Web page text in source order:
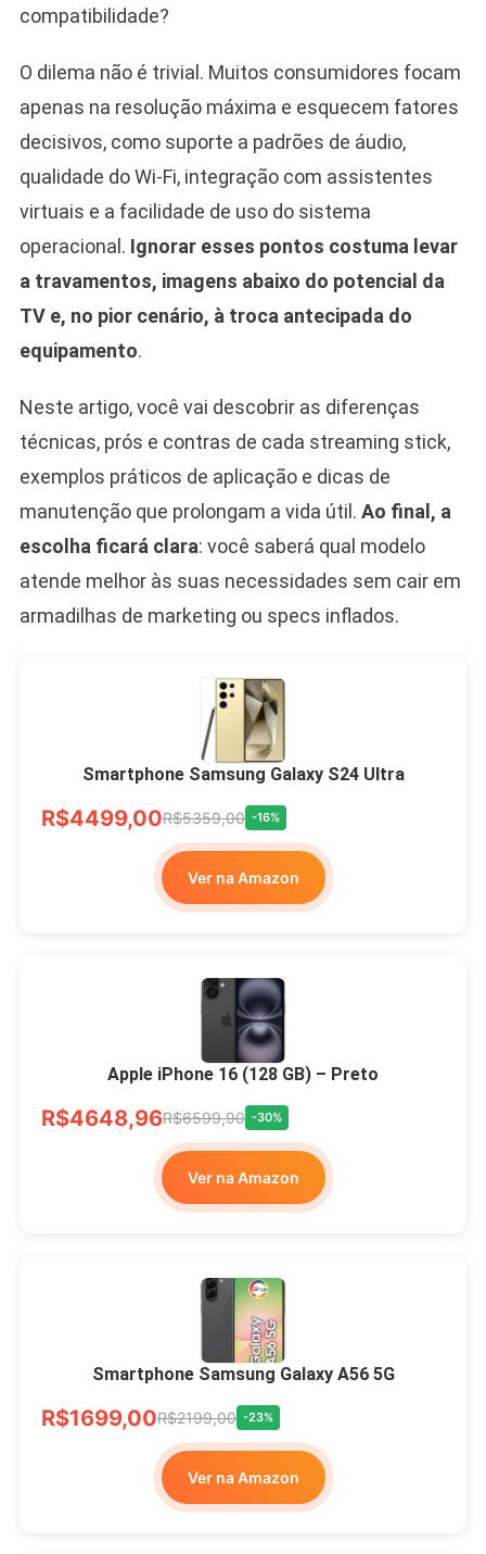
compatibilidade?
O dilema não é trivial. Muitos consumidores focam
apenas na resolução máxima e esquecem fatores
decisivos, como suporte a padrões de áudio,
qualidade do Wi-Fi, integração com assistentes
virtuais e a facilidade de uso do sistema
operacional. Ignorar esses pontos costuma levar
a travamentos, imagens abaixo do potencial da
TV e, no pior cenário, à troca antecipada do
equipamento.
Neste artigo, você vai descobrir as diferenças
técnicas, prós e contras de cada streaming stick,
exemplos práticos de aplicação e dicas de
manutenção que prolongam a vida útil. Ao final, a
escolha ficará clara: você saberá qual modelo
atende melhor às suas necessidades sem cair em
armadilhas de marketing ou specs inflados.
Smartphone Samsung Galaxy S24 Ultra
R$4499,00R$5359,00 -16%
Ver na Amazon
Apple iPhone 16 (128 GB) – Preto
R$4648,96R$6599,90 -30%
Ver na Amazon
Smartphone Samsung Galaxy A56 5G
R$1699,00R$2199,00 -23%
Ver na Amazon